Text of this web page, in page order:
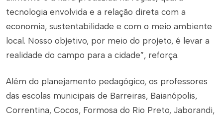
tecnologia envolvida e a relação direta com a
economia, sustentabilidade e com o meio ambiente
local. Nosso objetivo, por meio do projeto, é levar a
realidade do campo para a cidade”, reforça.
Além do planejamento pedagógico, os professores
das escolas municipais de Barreiras, Baianópolis,
Correntina, Cocos, Formosa do Rio Preto, Jaborandi,